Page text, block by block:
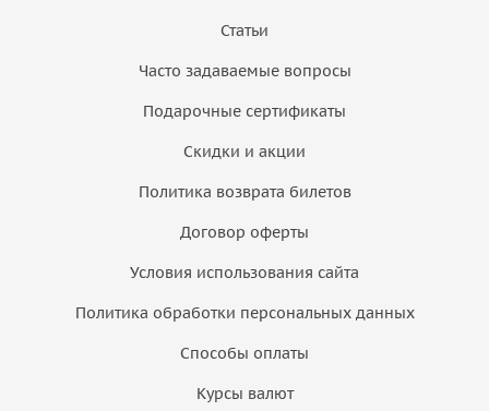
Статьи
Часто задаваемые вопросы
Подарочные сертификаты
Скидки и акции
Политика возврата билетов
Договор оферты
Условия использования сайта
Политика обработки персональных данных
Способы оплаты
Курсы валют